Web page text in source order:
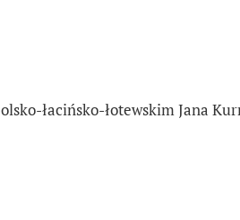
łacińsko-łotewskim Jana